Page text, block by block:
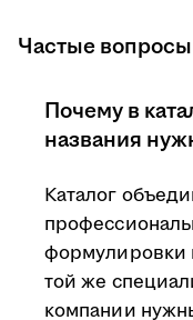
Частые вопросы
Почему в
названия
Каталог
формулировки
той же
компании